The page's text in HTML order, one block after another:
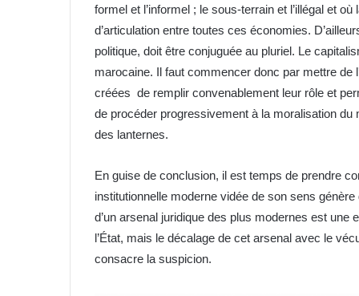
formel et l’informel ; le sous-terrain et l’illégal et
d’articulation entre toutes ces économies.
politique, doit être conjuguée au pluriel. Le
marocaine. Il faut commencer donc par mettre de
créées de remplir convenablement leur rôle et
de procéder progressivement à la moralisation
des lanternes.
En guise de conclusion, il est temps de prendre
institutionnelle moderne vidée de son sens
d’un arsenal juridique des plus modernes est une
l’État, mais le décalage de cet arsenal avec le
consacre la suspicion.